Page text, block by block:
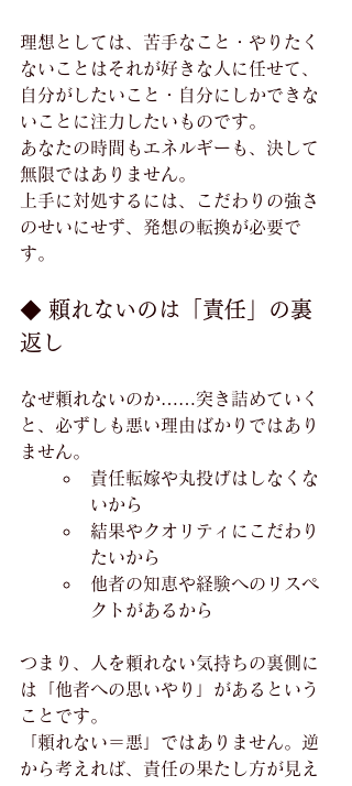
理想としては、苦手なこと・やりたく
ないことはそれが好きな人に任せて、
自分がしたいこと・自分にしかできな
いことに注力したいものです。
あなたの時間もエネルギーも、決して
無限ではありません。
上手に対処するには、こだわりの強さ
のせいにせず、発想の転換が必要で
す。
◆ 頼れないのは「責任」の裏
返し
なぜ頼れないのか……突き詰めていく
と、必ずしも悪い理由ばかりではあり
ません。
責任転嫁や丸投げはしなくな
いから
結果やクオリティにこだわり
たいから
他者の知恵や経験へのリスペ
クトがあるから
つまり、人を頼れない気持ちの裏側に
は「他者への思いやり」があるという
ことです。
「頼れない＝悪」ではありません。逆
から考えれば、責任の果たし方が見え